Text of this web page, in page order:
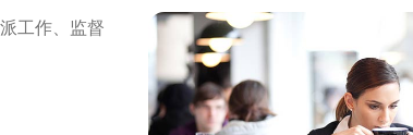
工作、监督